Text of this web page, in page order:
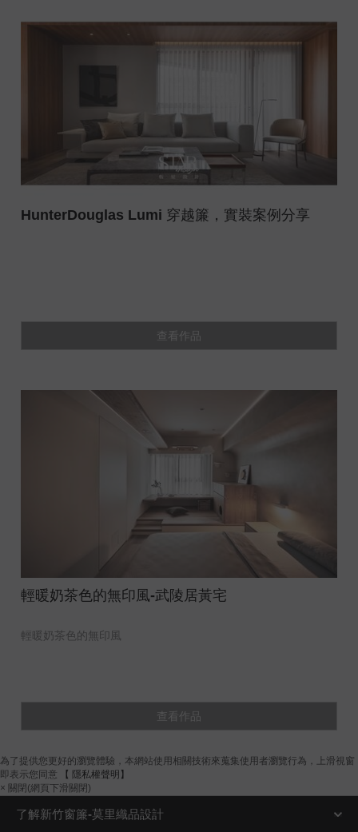
HunterDouglas Lumi 穿越簾，實裝案例分享
查看作品
輕暖奶茶色的無印風-武陵居黃宅
輕暖奶茶色的無印風
查看作品
為了提供您更好的瀏覽體驗，本網站使用相關技術來蒐集使用者瀏覽行為，上滑視窗
即表示您同意
【 隱私權聲明】
× 關閉(網頁下滑關閉)
了解新竹窗簾-莫里織品設計